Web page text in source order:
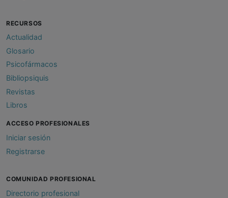
RECURSOS
Actualidad
Glosario
Psicofármacos
Bibliopsiquis
Revistas
Libros
ACCESO PROFESIONALES
Iniciar sesión
Registrarse
COMUNIDAD PROFESIONAL
Directorio profesional